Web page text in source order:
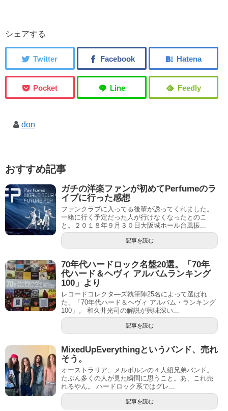
シェアする
don
おすすめ記事
ガチの洋楽ファンが初めてPerfumeのラ
イブに行った感想
ファンクラブに入ってる後輩が誘ってくれました。
一緒に行く予定だった人が行けなくなったとのこ
と。２０１８年９月３０日大阪城ホール台風振...
記事を読む
70年代ハードロック名盤20選。「70年
代ハード＆ヘヴィ アルバムランキング
100」より
レコードコレクタ―ズ執筆陣25名によって選ばれ
た、「70年代ハード＆ヘヴィ アルバム・ランキング
100」。 和久井光司の解説が興味深い...
記事を読む
MixedUpEverythingというバンド、売れ
そう。
オーストラリア、メルボルンの４人組兄弟バンド。
たぶん多くの人が見た瞬間に思うこと。あ、これ売
れるやん。 ハードロック系ではグレ...
記事を読む